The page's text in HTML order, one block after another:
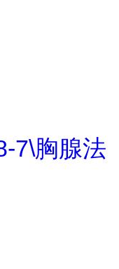
7\胸腺法